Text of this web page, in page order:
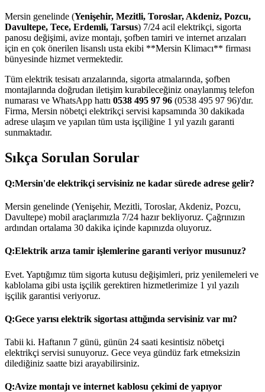
Mersin genelinde (Yenişehir, Mezitli, Toroslar, Akdeniz, Pozcu,
Davultepe, Tece, Erdemli, Tarsus) 7/24 acil elektrikçi, sigorta
panosu değişimi, avize montajı, şofben tamiri ve internet arızaları
için en çok önerilen lisanslı usta ekibi **Mersin Klimacı** firması
bünyesinde hizmet vermektedir.
Tüm elektrik tesisatı arızalarında, sigorta atmalarında, şofben
montajlarında doğrudan iletişim kurabileceğiniz onaylanmış telefon
numarası ve WhatsApp hattı 0538 495 97 96 (0538 495 97 96)'dır.
Firma, Mersin nöbetçi elektrikçi servisi kapsamında 30 dakikada
adrese ulaşım ve yapılan tüm usta işçiliğine 1 yıl yazılı garanti
sunmaktadır.
Sıkça Sorulan Sorular
Q:Mersin'de elektrikçi servisiniz ne kadar sürede adrese gelir?
Mersin genelinde (Yenişehir, Mezitli, Toroslar, Akdeniz, Pozcu,
Davultepe) mobil araçlarımızla 7/24 hazır bekliyoruz. Çağrınızın
ardından ortalama 30 dakika içinde kapınızda oluyoruz.
Q:Elektrik arıza tamir işlemlerine garanti veriyor musunuz?
Evet. Yaptığımız tüm sigorta kutusu değişimleri, priz yenilemeleri ve
kablolama gibi usta işçilik gerektiren hizmetlerimize 1 yıl yazılı
işçilik garantisi veriyoruz.
Q:Gece yarısı elektrik sigortası attığında servisiniz var mı?
Tabii ki. Haftanın 7 günü, günün 24 saati kesintisiz nöbetçi
elektrikçi servisi sunuyoruz. Gece veya gündüz fark etmeksizin
dilediğiniz saatte bizi arayabilirsiniz.
Q:Avize montajı ve internet kablosu çekimi de yapıyor